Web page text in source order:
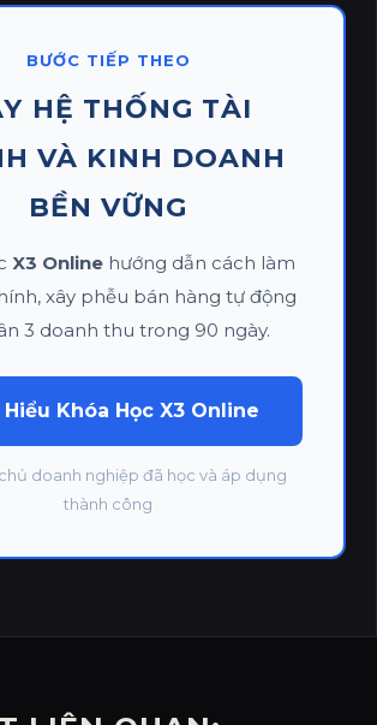
BƯỚC TIẾP THEO
HỆ THỐNG TÀI
VÀ KINH DOANH
BỀN VỮNG
X3 Online hướng dẫn cách làm
xây phễu bán hàng tự động
3 doanh thu trong 90 ngày.
Khóa Học X3 Online
doanh nghiệp đã học và áp dụng
thành công